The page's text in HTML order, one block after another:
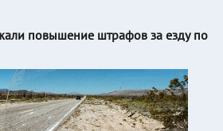
повышение штрафов за езду по